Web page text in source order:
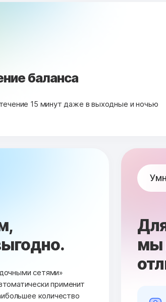
баланса
15 минут даже в выходные и ночью
сетями»
применит
количество
мы